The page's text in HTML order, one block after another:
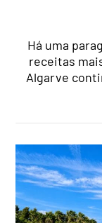
Há uma
receitas
Algarve